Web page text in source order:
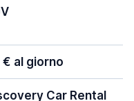
€ al giorno
Car Rental